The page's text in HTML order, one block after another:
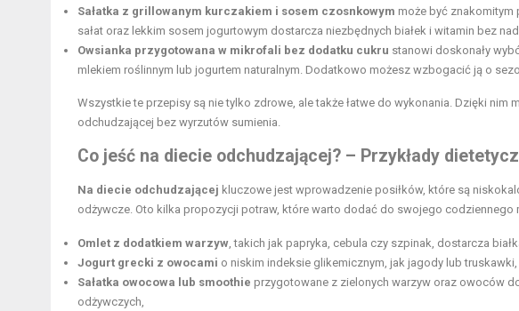
Sałatka z grillowanym kurczakiem i sosem czosnkowym może być znakomitym
sałat oraz lekkim sosem jogurtowym dostarcza niezbędnych białek i witamin bez
Owsianka przygotowana w mikrofali bez dodatku cukru stanowi doskonały
mlekiem roślinnym lub jogurtem naturalnym. Dodatkowo możesz wzbogacić ją o
Wszystkie te przepisy są nie tylko zdrowe, ale także łatwe do wykonania. Dzięki
odchudzającej bez wyrzutów sumienia.
Co jeść na diecie odchudzającej? – Przykłady
Na diecie odchudzającej kluczowe jest wprowadzenie posiłków, które są
odżywcze. Oto kilka propozycji potraw, które warto dodać do swojego codziennego
Omlet z dodatkiem warzyw , takich jak papryka, cebula czy szpinak, dostarcza
Jogurt grecki z owocami o niskim indeksie glikemicznym, jak jagody lub
Sałatka owocowa lub smoothie przygotowane z zielonych warzyw oraz owoców
odżywczych,